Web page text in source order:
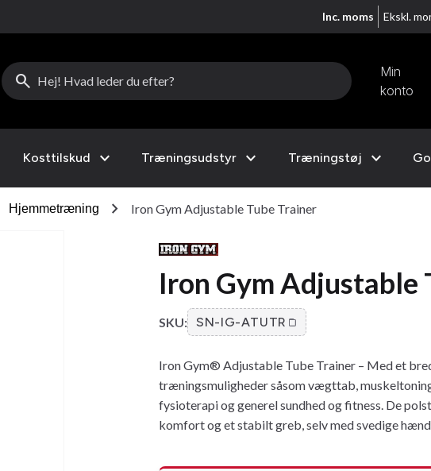
Inc. moms Ekskl.
search
Min
konto
Kosttilskud expand_more Træningsudstyr expand_more Træningstøj expand_more
Hjemmetræning chevron_right Iron Gym Adjustable Tube Trainer
Iron Gym Adjustable
SKU: SN-IG-ATUTR
Iron Gym® Adjustable Tube Trainer – Med et
træningsmuligheder såsom vægttab,
fysioterapi og generel sundhed og fitness. De
komfort og et stabilt greb, selv med svedige